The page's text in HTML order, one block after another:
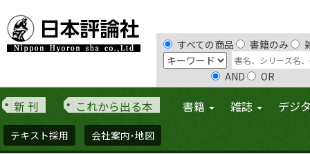
すべての商品 書籍のみ
AND OR
新 刊 これから出る本 書籍 雑誌 デジ
テキスト採用 会社案内･地図